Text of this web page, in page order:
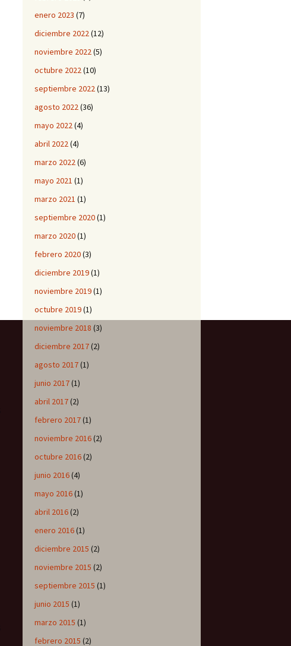
enero 2023 (7)
diciembre 2022(12)
noviembre 2022(5)
octubre 2022(10)
septiembre 2022(13)
agosto 2022(36)
mayo 2022(4)
abril 2022(4)
marzo 2022(6)
mayo 2021 (1)
marzo 2021 (1)
septiembre 2020(1)
marzo 2020(1)
febrero 2020(3)
diciembre 2019(1)
noviembre 2019(1)
octubre 2019(1)
noviembre 2018 (3)
diciembre 2017(2)
agosto 2017(1)
junio 2017(1)
abril 2017(2)
febrero 2017(1)
noviembre 2016(2)
octubre 2016(2)
junio 2016(4)
mayo 2016(1)
abril 2016(2)
enero 2016(1)
diciembre 2015 (2)
noviembre 2015 (2)
septiembre 2015 (1)
junio 2015 (1)
marzo 2015 (1)
febrero 2015 (2)